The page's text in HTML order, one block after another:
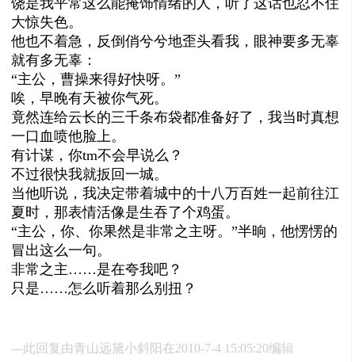
大惊失色。
他也不着急，反倒俏兮兮地歪头看我，眼神要多无辜
就有多无辜：
“主公，曹操来得好快呀。”
唉，早晚有天被你气死。
竟然连给云长的三千条布袋都准备好了，我当时真想
一口血喷他脸上。
有计谋，你tm不会早说么？
不过很快我就扳回一城。
当他听说，我决定带着城中的十八万百姓一起前往江
夏时，那表情活像是生吞了个鸡蛋。
“主公，你、你果然是非常之主呀。”半晌，他愣愣的
冒出这么一句。
非常之主……是在夸我吧？
只是……怎么听着那么别扭？
---此回复由青山远黛小斜阳在2010-7-4 15:05:20编辑